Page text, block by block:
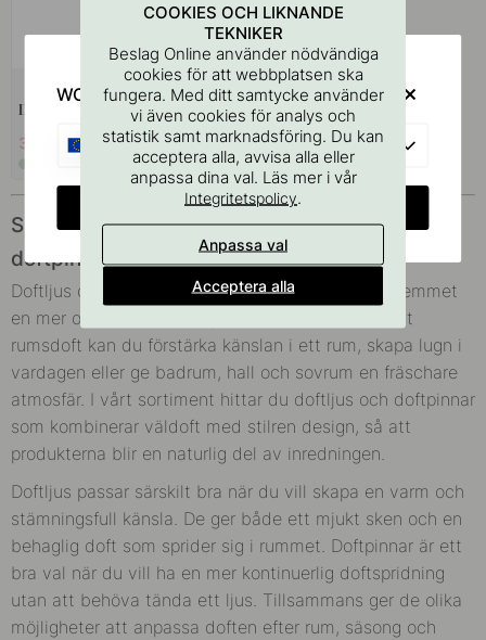
+ DOFTER
Doftpinnar - Kalfjäll - 100ml
357 kr 419 kr
Skapa stämning i hemmet med doftljus och
doftpinnar
Doftljus och doftpinnar är ett enkelt sätt att ge hemmet
en mer ombonad och inbjudande känsla. Med rätt
rumsdoft kan du förstärka känslan i ett rum, skapa lugn i
vardagen eller ge badrum, hall och sovrum en fräschare
atmosfär. I vårt sortiment hittar du doftljus och doftpinnar
som kombinerar väldoft med stilren design, så att
produkterna blir en naturlig del av inredningen.
Doftljus passar särskilt bra när du vill skapa en varm och
stämningsfull känsla. De ger både ett mjukt sken och en
behaglig doft som sprider sig i rummet. Doftpinnar är ett
bra val när du vill ha en mer kontinuerlig doftspridning
utan att behöva tända ett ljus. Tillsammans ger de olika
möjligheter att anpassa doften efter rum, säsong och
COOKIES OCH LIKNANDE
TEKNIKER
Beslag Online använder nödvändiga
cookies för att webbplatsen ska
fungera. Med ditt samtycke använder
vi även cookies för analys och
statistik samt marknadsföring. Du kan
acceptera alla, avvisa alla eller
anpassa dina val. Läs mer i vår
Integritetspolicy.
Anpassa val
Acceptera alla
WOULD YOU RATHER VISIT?
EU
CHANGE COUNTRY